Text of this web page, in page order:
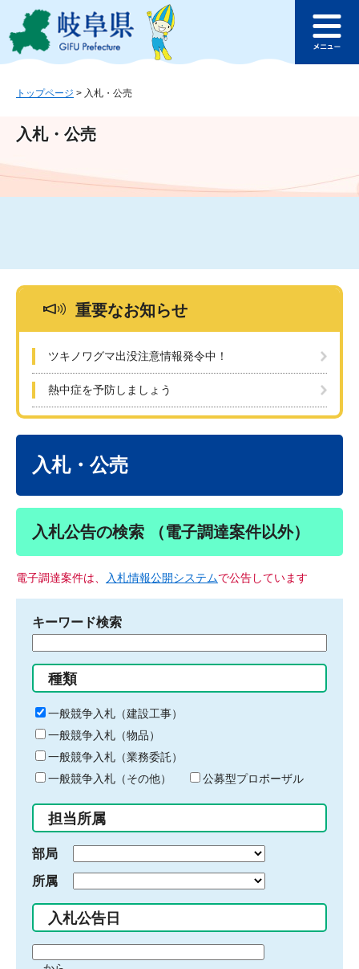
ジ
ュ
文
このページの本文へ
ュ
トップページ > 入札・公売
入札・公売
重要なお知らせ
ツキノワグマ出没注意情報発令中！
熱中症を予防しましょう
入札・公売
入札公告の検索 （電子調達案件以外）
電子調達案件は、 入札情報公開システムで公告しています
キーワード検索
る
キ
ー
ワ
ー
ド
入
力
種類
一般競争入札（建設工事）
一般競争入札（物品）
一般競争入札（業務委託）
一般競争入札（その他）
公募型プロポーザル
担当所属
部局
所属
入札公告日